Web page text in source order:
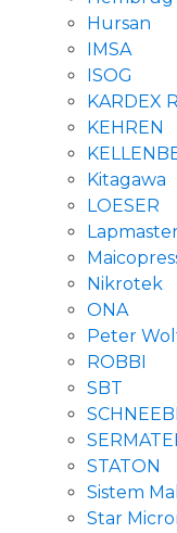
Hursan
IMSA
ISOG
KARDEX
KEHREN
Kitagawa
LOESER
Nikrotek
ONA
Peter
ROBBI
SBT
STATON
Sistem
Star